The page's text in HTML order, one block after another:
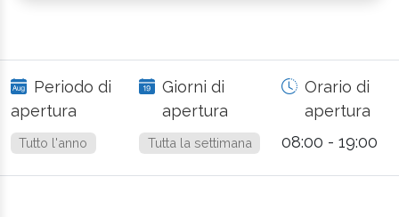
Periodo di
apertura
Tutto l'anno
Giorni di
apertura
Tutta la settimana
Orario di
apertura
08:00 - 19:00